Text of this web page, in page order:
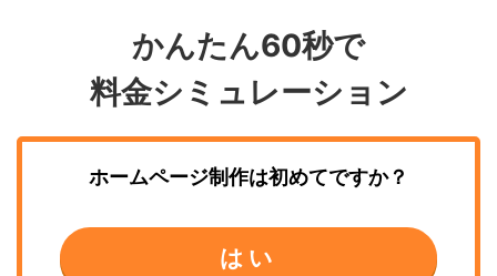
かんたん60秒で
料金シミュレーション
ホームページ制作は初めてですか？
はい